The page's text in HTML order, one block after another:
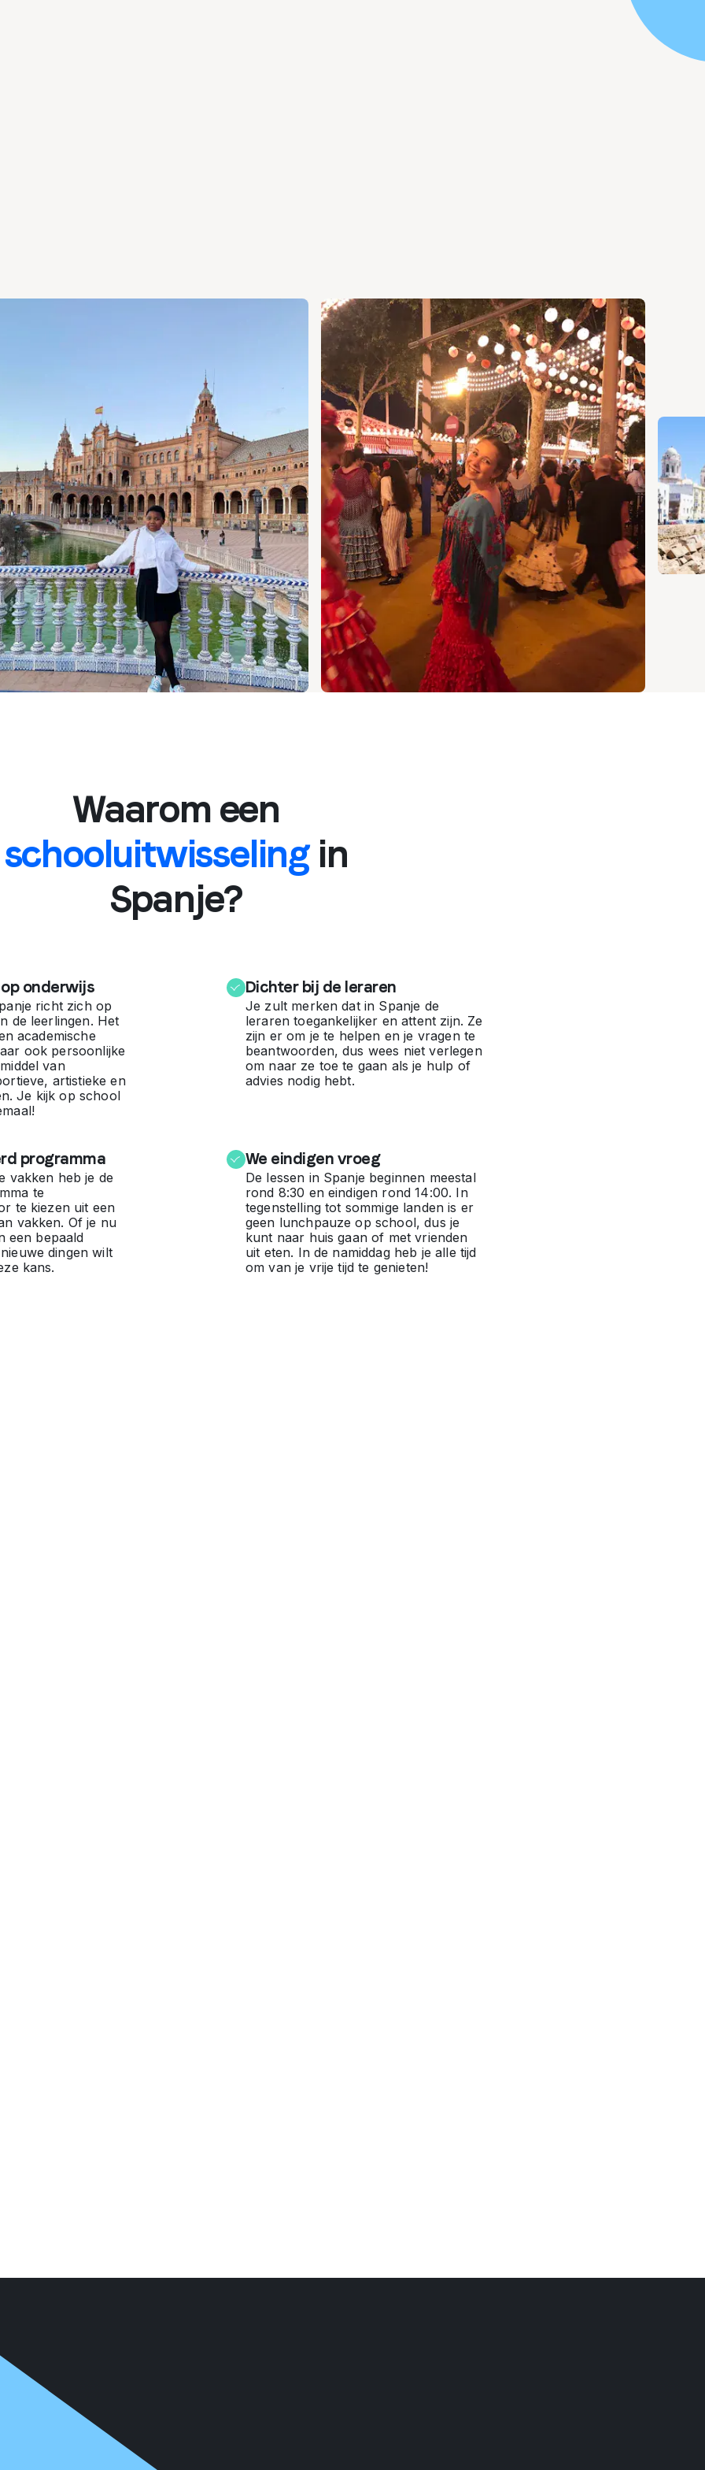
Waarom een
schooluitwisselingin
Spanje?
onderwijs
richt zich op
de leerlingen. Het
academische
ook persoonlijke
van
artistieke en
Je kijk op school
Dichter bij de leraren
Je zult merken dat in Spanje de
leraren toegankelijker en attent zijn. Ze
zijn er om je te helpen en je vragen te
beantwoorden, dus wees niet verlegen
om naar ze toe te gaan als je hulp of
advies nodig hebt.
programma
vakken heb je de
te
te kiezen uit een
vakken. Of je nu
een bepaald
dingen wilt
kans.
We eindigen vroeg
De lessen in Spanje beginnen meestal
rond 8:30 en eindigen rond 14:00. In
tegenstelling tot sommige landen is er
geen lunchpauze op school, dus je
kunt naar huis gaan of met vrienden
uit eten. In de namiddag heb je alle tijd
om van je vrije tijd te genieten!